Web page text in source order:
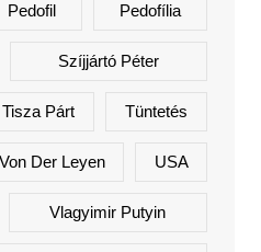
Pedofil Pedofília
Szíjjártó Péter
Tisza Párt Tüntetés
Der Leyen USA
Vlagyimir Putyin